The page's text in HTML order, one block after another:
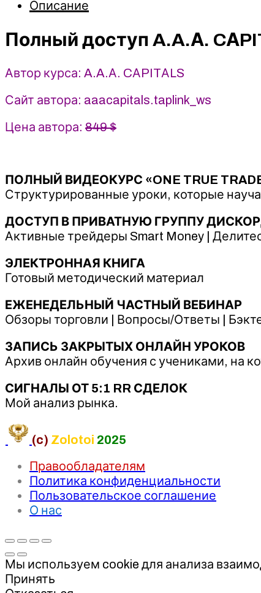
A.A.А.
(2023)
Описание
Полный доступ A.A.А.
Автор курса: A.A.А. CАPITАLS
Сайт автора: aaacapitals.taplink_ws
Цена автора: 849 $
ПОЛНЫЙ ВИДЕОКУРС «ONE TRUE
Структурированные уроки, которые
ДОСТУП В ПРИВАТНУЮ ГРУППУ
Активные трейдеры Smart Money |
ЭЛЕКТРОННАЯ КНИГА
Готовый методический материал
ЕЖЕНЕДЕЛЬНЫЙ ЧАСТНЫЙ ВЕБИНАР
Обзоры торговли | Вопросы/Ответы |
ЗАПИСЬ ЗАКРЫТЫХ ОНЛАЙН УРОКОВ
Архив онлайн обучения с учениками, на
СИГНАЛЫ ОТ 5:1 RR СДЕЛОК
Мой анализ рынка.
(c) Zolotoi 2025
Правообладателям
Политика конфиденциальности
Пользовательское соглашение
О нас
Мы используем cookie для анализа
Принять